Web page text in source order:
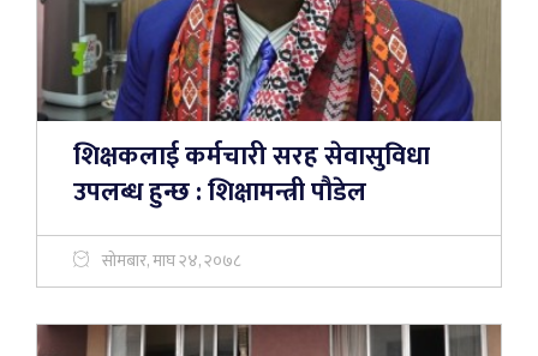
शिक्षकलाई कर्मचारी सरह सेवासुविधा
उपलब्ध हुन्छ : शिक्षामन्त्री पौडेल
सोमबार, माघ २४, २०७८